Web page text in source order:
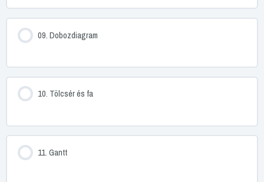
09. Dobozdiagram
10. Tölcsér és fa
11. Gantt